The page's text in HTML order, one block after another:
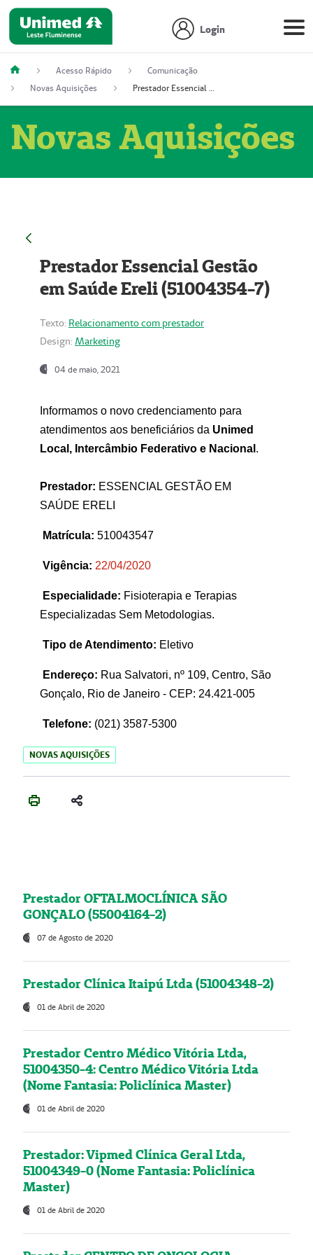
Login
Acesso Rápido
Comunicação
Novas Aquisições
Prestador Essencial Gestão em Saúde Ereli (51004354-7)
Novas Aquisições
Prestador Essencial Gestão
em Saúde Ereli (51004354-7)
Texto: Relacionamento com prestador
Design: Marketing
04 de maio, 2021
Informamos o novo credenciamento para
atendimentos aos beneficiários da Unimed
Local, Intercâmbio Federativo e Nacional .
Prestador: ESSENCIAL GESTÃO EM
SAÚDE ERELI
Matrícula: 510043547
Vigência: 22/04/2020
Especialidade: Fisioterapia e Terapias
Especializadas Sem Metodologias.
Tipo de Atendimento: Eletivo
Endereço: Rua Salvatori, nº 109, Centro, São
Gonçalo, Rio de Janeiro - CEP: 24.421-005
Telefone: (021) 3587-5300
NOVAS AQUISIÇÕES
Prestador OFTALMOCLÍNICA SÃO
GONÇALO (55004164-2)
07 de Agosto de 2020
Prestador Clínica Itaipú Ltda (51004348-2)
01 de Abril de 2020
Prestador Centro Médico Vitória Ltda,
51004350-4: Centro Médico Vitória Ltda
(Nome Fantasia: Policlínica Master)
01 de Abril de 2020
Prestador: Vipmed Clínica Geral Ltda,
51004349-0 (Nome Fantasia: Policlínica
Master)
01 de Abril de 2020